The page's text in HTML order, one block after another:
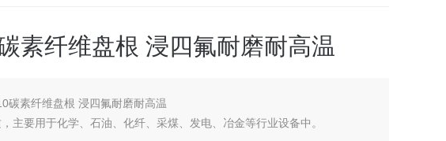
素纤维盘根 浸四氟耐磨耐高温
碳素纤维盘根 浸四氟耐磨耐高温
主要用于化学、石油、化纤、采煤、发电、冶金等行业设备中。